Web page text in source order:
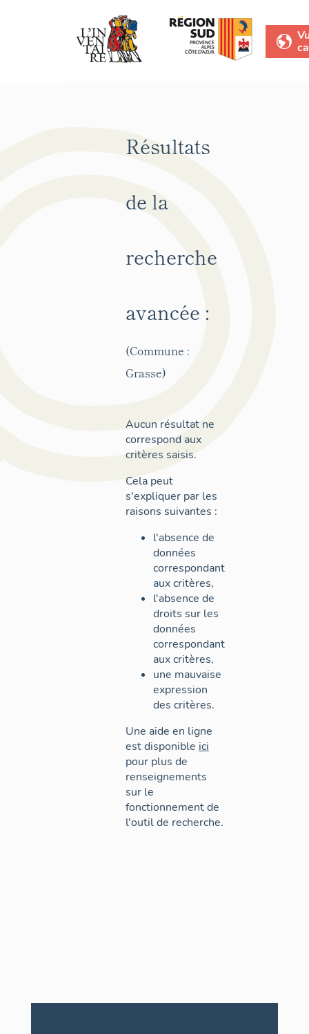
Résultats
de la
recherche
avancée :
(Commune :
Grasse)
Aucun résultat ne
correspond aux
critères saisis.
Cela peut
s'expliquer par les
raisons suivantes :
l'absence de
données
correspondant
aux critères,
l'absence de
droits sur les
données
correspondant
aux critères,
une mauvaise
expression
des critères.
Une aide en ligne
est disponible ici
pour plus de
renseignements
sur le
fonctionnement de
l'outil de recherche.